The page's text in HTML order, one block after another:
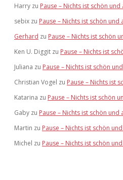
Harry zu Pause – Nichts ist schön und
sebix zu Pause – Nichts ist schön und
Gerhard zu Pause – Nichts ist schön
Ken U. Diggit zu Pause – Nichts ist
Juliana zu Pause – Nichts ist schön
Christian Vogel zu Pause – Nichts ist
Katarina zu Pause – Nichts ist schön
Gaby zu Pause – Nichts ist schön und
Martin zu Pause – Nichts ist schön
Michel zu Pause – Nichts ist schön